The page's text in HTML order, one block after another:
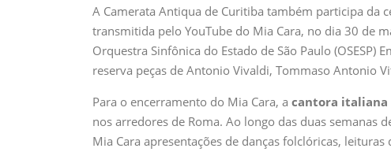
A Camerata Antiqua de Curitiba também participa da
transmitida pelo YouTube do Mia Cara, no dia 30 de
Orquestra Sinfônica do Estado de São Paulo (OSESP)
reserva peças de Antonio Vivaldi, Tommaso Antonio
Para o encerramento do Mia Cara, a cantora italiana
nos arredores de Roma. Ao longo das duas semanas
Mia Cara apresentações de danças folclóricas,